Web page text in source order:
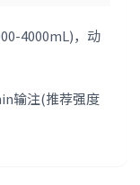
4000mL)，动
输注(推荐强度